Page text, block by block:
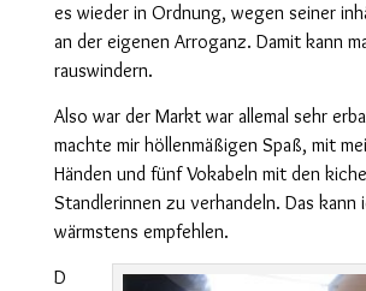
es wieder in Ordnung, wegen seiner
an der eigenen Arroganz. Damit kann
rauswindern.
Also war der Markt war allemal sehr
machte mir höllenmäßigen Spaß, mit
Händen und fünf Vokabeln mit den
Standlerinnen zu verhandeln. Das kann
wärmstens empfehlen.
D